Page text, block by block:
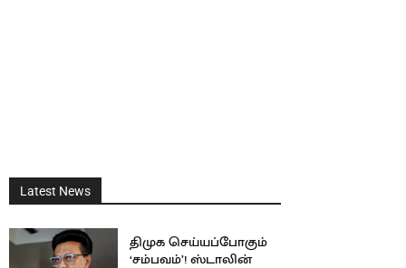
Latest News
திமுக செய்யப்போகும்
‘சம்பவம்’! ஸ்டாலின்